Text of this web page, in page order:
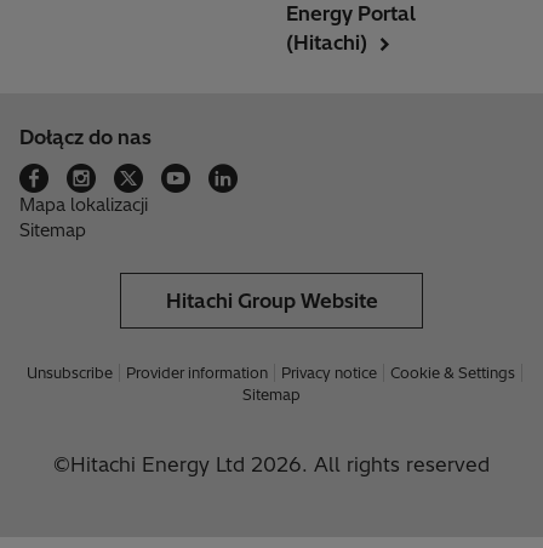
Energy Portal
(Hitachi)
Dołącz do nas
Mapa lokalizacji
Sitemap
Hitachi Group Website
Unsubscribe Provider information Privacy notice
Cookie & Settings
Sitemap
©Hitachi Energy Ltd 2026. All rights reserved